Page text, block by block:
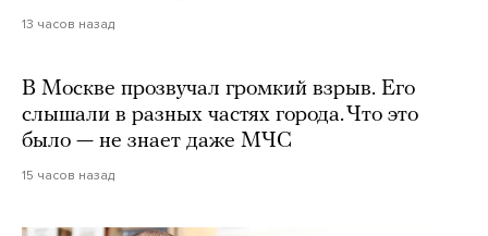
13 часов назад
В Москве прозвучал громкий взрыв. Его
слышали в разных частях города. Что это
было — не знает даже МЧС
15 часов назад